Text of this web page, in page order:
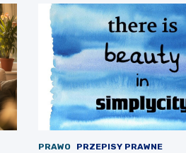
PRAWO PRZEPISY PRAWNE